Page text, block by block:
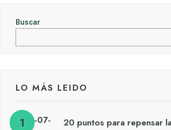
Buscar
LO MÁS LEIDO
20 puntos para repensar